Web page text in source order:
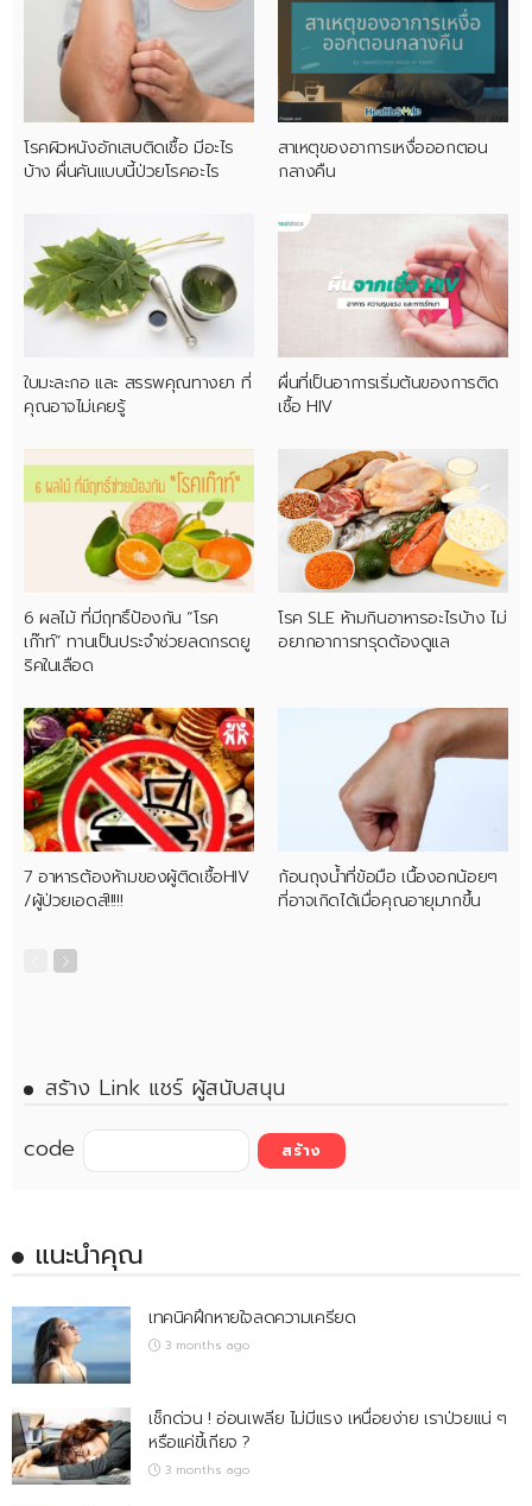
โรคผิวหนังอักเสบติดเชื้อ มีอะไร
บ้าง ผื่นคันแบบนี้ป่วยโรคอะไร
สาเหตุของอาการเหงื่อออกตอน
กลางคืน
ใบมะละกอ และ สรรพคุณทางยา ที่
คุณอาจไม่เคยรู้
ผื่นที่เป็นอาการเริ่มต้นของการติด
เชื้อ HIV
6 ผลไม้ ที่มีฤทธิ์ป้องกัน “โรค
เก๊าท์” ทานเป็นประจำช่วยลดกรดยู
ริคในเลือด
โรค SLE ห้ามกินอาหารอะไรบ้าง ไม่
อยากอาการทรุดต้องดูแล
7 อาหารต้องห้ามของผู้ติดเชื้อHIV
/ผู้ป่วยเอดส์!!!!!
ก้อนถุงน้ำที่ข้อมือ เนื้องอกน้อยๆ
ที่อาจเกิดได้เมื่อคุณอายุมากขึ้น
สร้าง Link แชร์ ผู้สนับสนุน
code
แนะนำคุณ
เทคนิคฝึกหายใจลดความเครียด
3 months ago
เช็กด่วน ! อ่อนเพลีย ไม่มีแรง เหนื่อยง่าย เราป่วยแน่ ๆ
หรือแค่ขี้เกียจ ?
3 months ago